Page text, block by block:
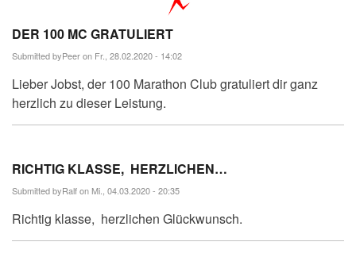
DER 100 MC GRATULIERT
Submitted byPeeron Fr., 28.02.2020 - 14:02
Lieber Jobst, der 100 Marathon Club gratuliert dir ganz
herzlich zu dieser Leistung.
RICHTIG KLASSE, HERZLICHEN…
Submitted byRalfon Mi., 04.03.2020 - 20:35
Richtig klasse, herzlichen Glückwunsch.